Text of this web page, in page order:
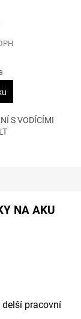
PILY DCS572
S VODÍCÍMI
NA AKU
delší pracovní